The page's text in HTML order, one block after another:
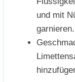
und mit
garnieren.